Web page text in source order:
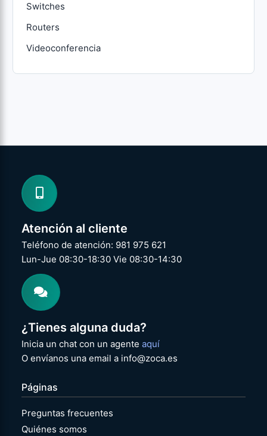
Switches
Routers
Videoconferencia
Atención al cliente
Teléfono de atención: 981 975 621
Lun-Jue 08:30-18:30 Vie 08:30-14:30
¿Tienes alguna duda?
Inicia un chat con un agenteaquí
O envíanos una email a info@zoca.es
Páginas
Preguntas frecuentes
Quiénes somos